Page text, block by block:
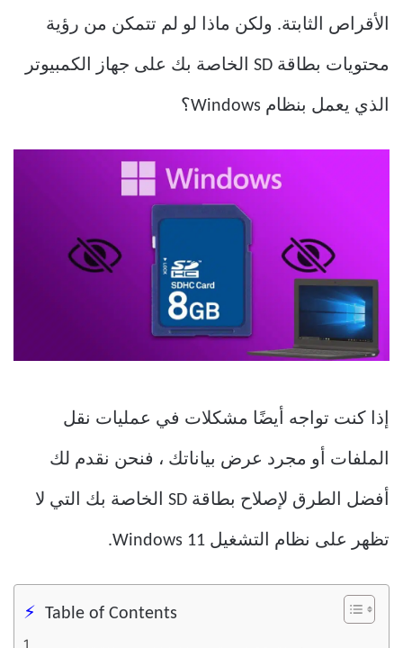
الأقراص الثابتة. ولكن ماذا لو لم تتمكن من رؤية
محتويات بطاقة SD الخاصة بك على جهاز الكمبيوتر
الذي يعمل بنظام Windows؟
إذا كنت تواجه أيضًا مشكلات في عمليات نقل
الملفات أو مجرد عرض بياناتك ، فنحن نقدم لك
أفضل الطرق لإصلاح بطاقة SD الخاصة بك التي لا
تظهر على نظام التشغيل Windows 11.
Table of Contents